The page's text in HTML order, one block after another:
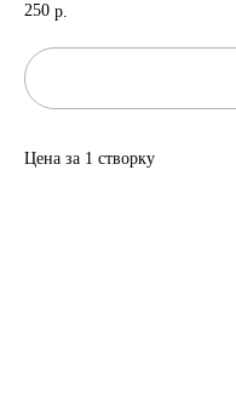
250 р.
Цена за 1 створку